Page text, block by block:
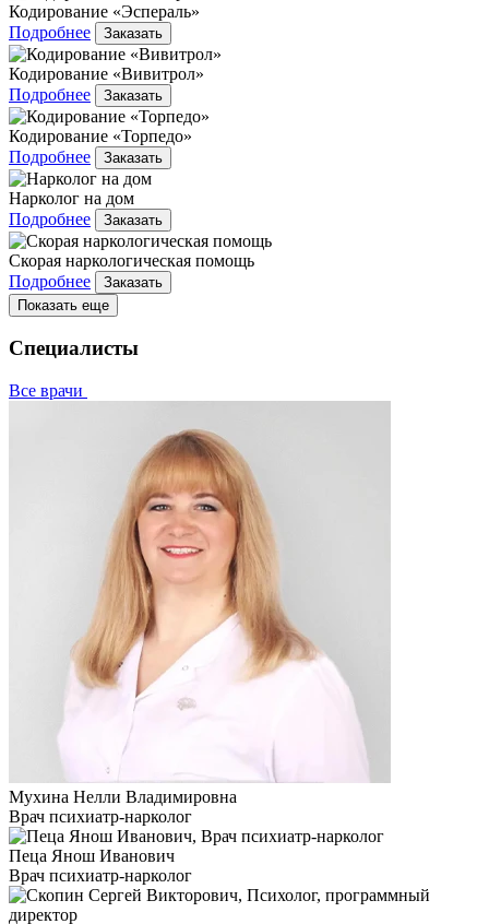
Кодирование «Эспераль»
Подробнее
Заказать
Кодирование «Вивитрол»
Подробнее
Заказать
Кодирование «Торпедо»
Подробнее
Заказать
Нарколог на дом
Подробнее
Заказать
Скорая наркологическая помощь
Подробнее
Заказать
Показать еще
Специалисты
Все врачи
Мухина Нелли Владимировна
Врач психиатр-нарколог
Пеца Янош Иванович
Врач психиатр-нарколог